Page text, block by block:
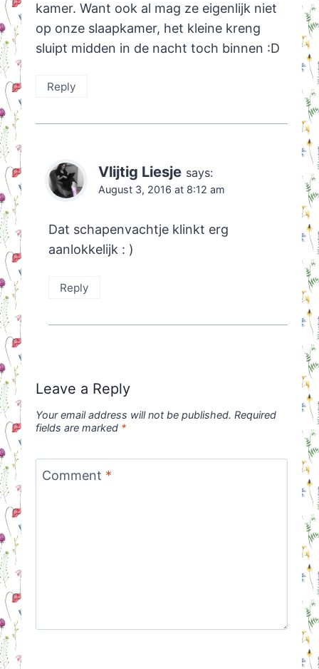
kamer. Want ook al mag ze eigenlijk niet
op onze slaapkamer, het kleine kreng
sluipt midden in de nacht toch binnen :D
Reply
Vlijtig Liesje says:
August 3, 2016 at 8:12 am
Dat schapenvachtje klinkt erg
aanlokkelijk : )
Reply
Leave a Reply
Your email address will not be published. Required
fields are marked *
Comment *